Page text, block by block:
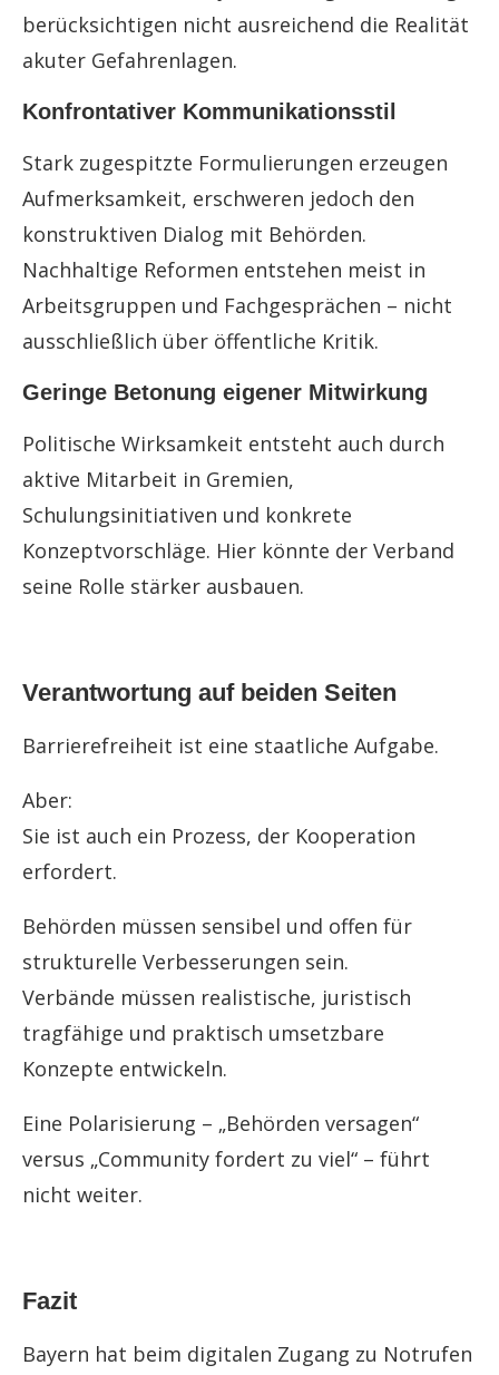
berücksichtigen nicht ausreichend die Realität
akuter Gefahrenlagen.
Konfrontativer Kommunikationsstil
Stark zugespitzte Formulierungen erzeugen
Aufmerksamkeit, erschweren jedoch den
konstruktiven Dialog mit Behörden.
Nachhaltige Reformen entstehen meist in
Arbeitsgruppen und Fachgesprächen – nicht
ausschließlich über öffentliche Kritik.
Geringe Betonung eigener Mitwirkung
Politische Wirksamkeit entsteht auch durch
aktive Mitarbeit in Gremien,
Schulungsinitiativen und konkrete
Konzeptvorschläge. Hier könnte der Verband
seine Rolle stärker ausbauen.
Verantwortung auf beiden Seiten
Barrierefreiheit ist eine staatliche Aufgabe.
Aber:
Sie ist auch ein Prozess, der Kooperation
erfordert.
Behörden müssen sensibel und offen für
strukturelle Verbesserungen sein.
Verbände müssen realistische, juristisch
tragfähige und praktisch umsetzbare
Konzepte entwickeln.
Eine Polarisierung – „Behörden versagen“
versus „Community fordert zu viel“ – führt
nicht weiter.
Fazit
Bayern hat beim digitalen Zugang zu Notrufen